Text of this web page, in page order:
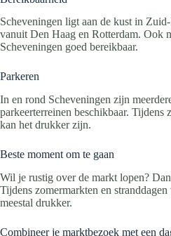
Scheveningen ligt aan de kust in
vanuit Den Haag en Rotterdam. Ook
Scheveningen goed bereikbaar.
Parkeren
In en rond Scheveningen zijn
parkeerterreinen beschikbaar. Tijdens
kan het drukker zijn.
Beste moment om te gaan
Wil je rustig over de markt lopen?
Tijdens zomermarkten en
meestal drukker.
Combineer je marktbezoek met een